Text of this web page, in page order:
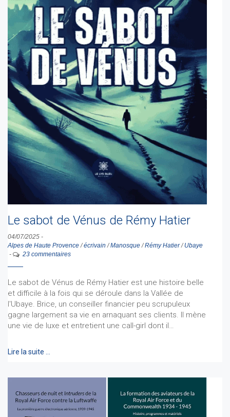
Le sabot de Vénus de Rémy Hatier
04/07/2025 -
Alpes de Haute Provence /écrivain /Manosque /Rémy Hatier/ Ubaye
-
23 commentaires
Le sabot de Vénus de Rémy Hatier est une histoire belle
et difficile à la fois qui se déroule dans la Vallée de
l'Ubaye. Brice, un conseiller financier peu scrupuleux
gagne largement sa vie en arnaquant ses clients. Il mène
une vie de luxe et entretient une call-girl dont il…
Lire la suite …